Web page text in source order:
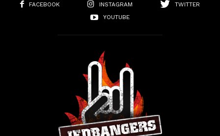
FACEBOOK INSTAGRAM
TWITTER
YOUTUBE